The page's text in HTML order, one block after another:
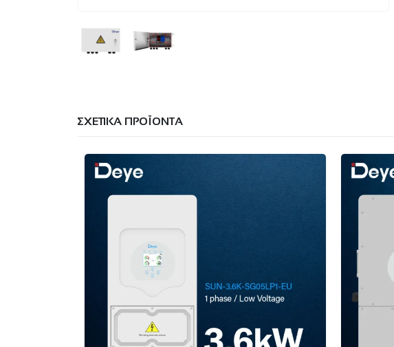
ΣΧΕΤΙΚΆ ΠΡΟΪΌΝΤΑ